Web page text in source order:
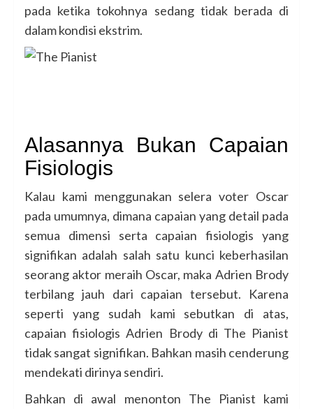
pada ketika tokohnya sedang tidak berada di
dalam kondisi ekstrim.
Alasannya Bukan Capaian
Fisiologis
Kalau kami menggunakan selera voter Oscar
pada umumnya, dimana capaian yang detail pada
semua dimensi serta capaian fisiologis yang
signifikan adalah salah satu kunci keberhasilan
seorang aktor meraih Oscar, maka Adrien Brody
terbilang jauh dari capaian tersebut. Karena
seperti yang sudah kami sebutkan di atas,
capaian fisiologis Adrien Brody di The Pianist
tidak sangat signifikan. Bahkan masih cenderung
mendekati dirinya sendiri.
Bahkan di awal menonton The Pianist kami